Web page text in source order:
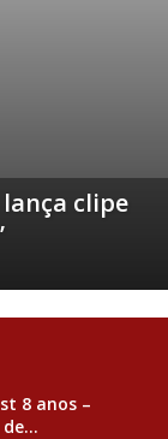
clipe
8 anos –